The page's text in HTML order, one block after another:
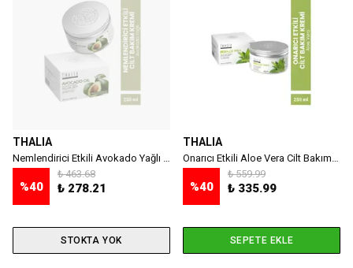
THALIA
Nemlendirici Etkili Avokado Yağlı Cilt Bakım Kremi – 250 ml
%40
₺ 463.68
₺ 278.21
STOKTA YOK
THALIA
Onarıcı Etkili Aloe Vera Cilt Bakım Kremi - 250 ml
%40
₺ 559.99
₺ 335.99
SEPETE EKLE